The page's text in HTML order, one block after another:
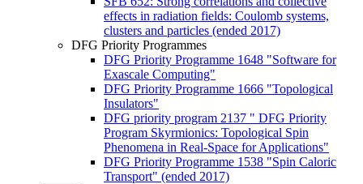
effects in radiation fields: Coulomb systems,
clusters and particles (ended 2017)
DFG Priority Programmes
DFG Priority Programme 1648 "Software for
Exascale Computing"
DFG Priority Programme 1666 "Topological
Insulators"
DFG priority program 2137 " DFG Priority
Program Skyrmionics: Topological Spin
Phenomena in Real-Space for Applications"
DFG Priority Programme 1538 "Spin Caloric
Transport" (ended 2017)